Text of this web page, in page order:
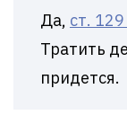
Да, ст.
Тратить
придется.